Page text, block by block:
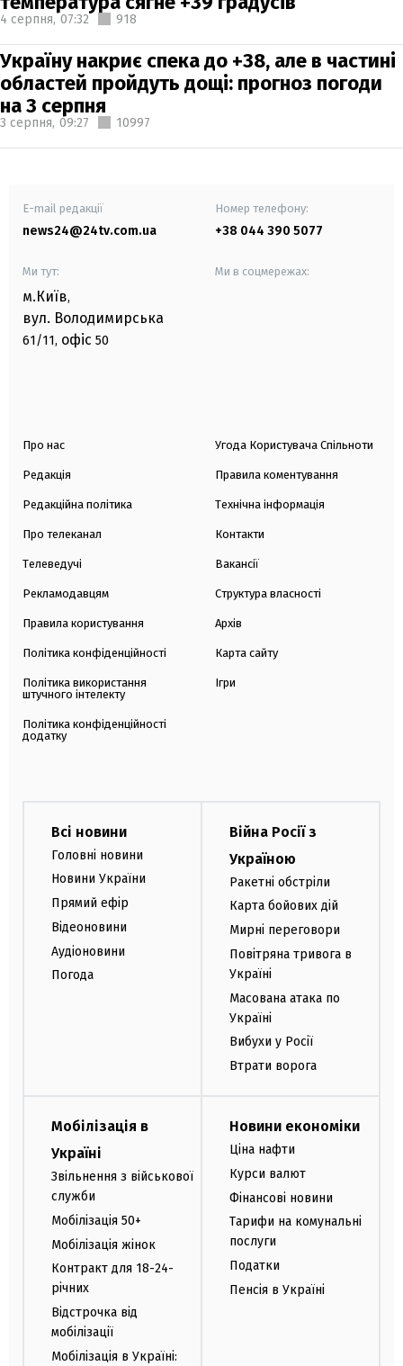
4 серпня, 07:32 918
Україну накриє спека до +38, але в частині
областей пройдуть дощі: прогноз погоди
на 3 серпня
3 серпня, 09:27 10997
E-mail редакції
news24@24tv.com.ua
Номер телефону:
+38 044 390 5077
Ми тут:
м.Київ,
вул. Володимирська
61/11, офіс 50
Ми в соцмережах:
Про нас
Редакція
Редакційна політика
Про телеканал
Телеведучі
Рекламодавцям
Правила користування
Політика конфіденційності
Політика використання
штучного інтелекту
Політика конфіденційності
додатку
Угода Користувача Спільноти
Правила коментування
Технічна інформація
Контакти
Вакансії
Структура власності
Архів
Карта сайту
Ігри
Всі новини
Головні новини
Новини України
Прямий ефір
Відеоновини
Аудіоновини
Погода
Війна Росії з
Україною
Ракетні обстріли
Карта бойових дій
Мирні переговори
Повітряна тривога в
Україні
Масована атака по
Україні
Вибухи у Росії
Втрати ворога
Мобілізація в
Україні
Звільнення з військової
служби
Мобілізація 50+
Мобілізація жінок
Контракт для 18-24-
річних
Відстрочка від
мобілізації
Мобілізація в Україні:
Новини економіки
Ціна нафти
Курси валют
Фінансові новини
Тарифи на комунальні
послуги
Податки
Пенсія в Україні